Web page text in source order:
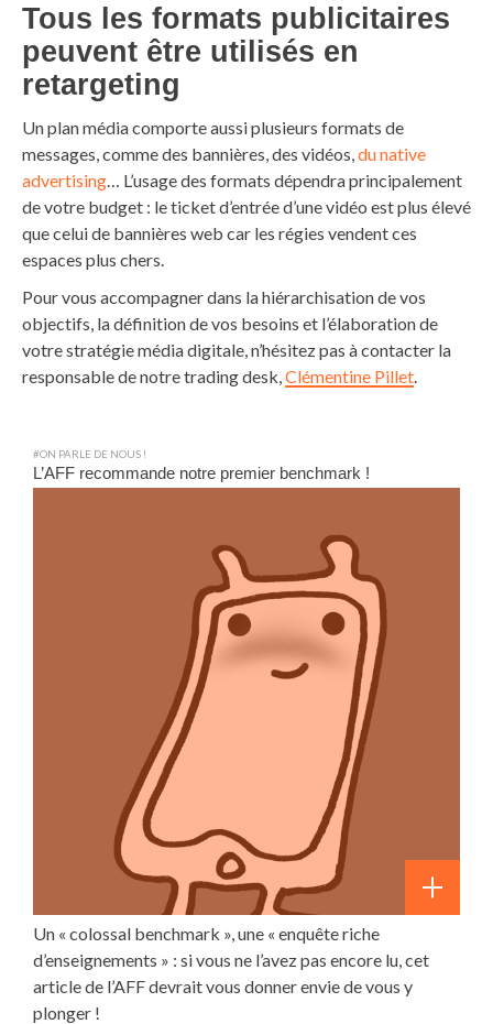
Tous les formats publicitaires
peuvent être utilisés en
retargeting
Un plan média comporte aussi plusieurs formats de
messages, comme des bannières, des vidéos,du native
advertising… L’usage des formats dépendra principalement
de votre budget : le ticket d’entrée d’une vidéo est plus élevé
que celui de bannières web car les régies vendent ces
espaces plus chers.
Pour vous accompagner dans la hiérarchisation de vos
objectifs, la définition de vos besoins et l’élaboration de
votre stratégie média digitale, n’hésitez pas à contacter la
responsable de notre trading desk,Clémentine Pillet.
#ON PARLE DE NOUS !
L’AFF recommande notre premier benchmark !
Un « colossal benchmark », une « enquête riche
d’enseignements » : si vous ne l’avez pas encore lu, cet
article de l’AFF devrait vous donner envie de vous y
plonger !